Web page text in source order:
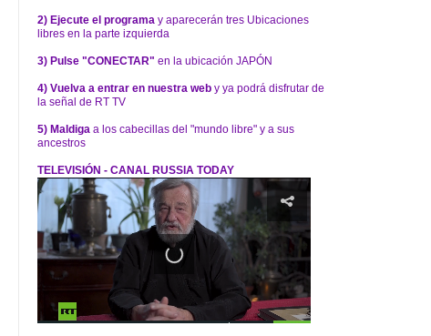
2) Ejecute el programa y aparecerán tres Ubicaciones
libres en la parte izquierda
3) Pulse "CONECTAR" en la ubicación JAPÓN
4) Vuelva a entrar en nuestra web y ya podrá disfrutar de
la señal de RT TV
5) Maldiga a los cabecillas del "mundo libre" y a sus
ancestros
TELEVISIÓN - CANAL RUSSIA TODAY